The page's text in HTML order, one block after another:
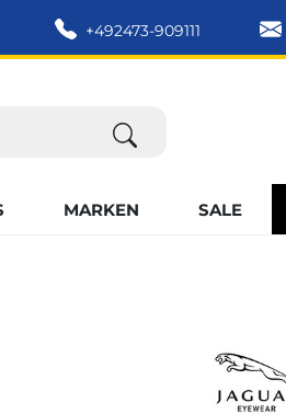
+492473-909111
MARKEN SALE